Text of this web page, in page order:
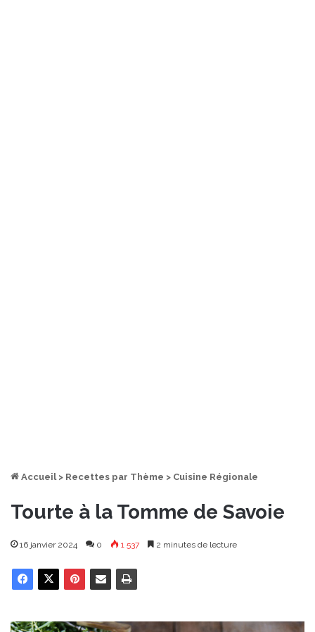
Accueil > Recettes par Thème > Cuisine Régionale
Tourte à la Tomme de Savoie
16 janvier 2024 0 1 537 2 minutes de lecture